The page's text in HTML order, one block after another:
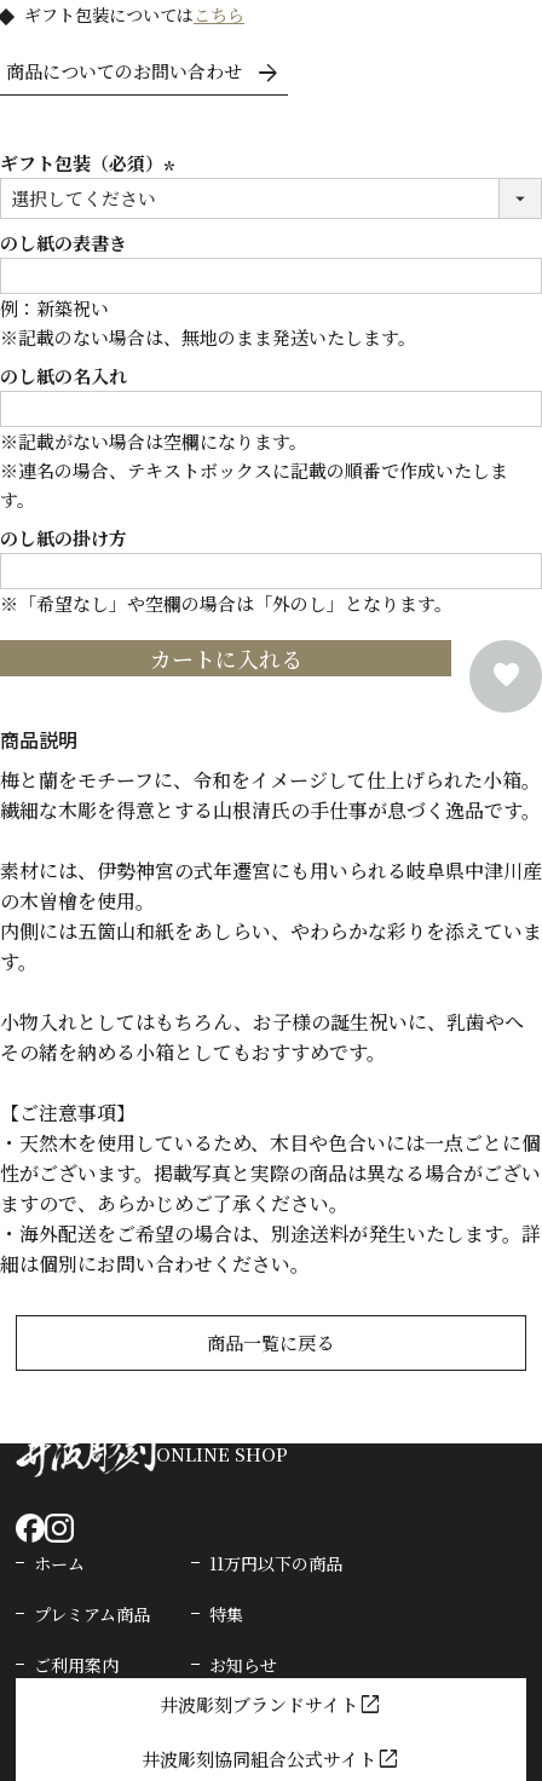
梅と蘭をモチーフに、令和をイメージして仕上げられた小箱。
繊細な木彫を得意とする山根清氏の手仕事が息づく逸品です。
素材には、伊勢神宮の式年遷宮にも用いられる岐阜県中津川産
の木曽檜を使用。
内側には五箇山和紙をあしらい、やわらかな彩りを添えていま
す。
小物入れとしてはもちろん、お子様の誕生祝いに、乳歯やへ
その緒を納める小箱としてもおすすめです。
【ご注意事項】
・天然木を使用しているため、木目や色合いには一点ごとに個
性がございます。掲載写真と実際の商品は異なる場合がござい
ますので、あらかじめご了承ください。
・海外配送をご希望の場合は、別途送料が発生いたします。詳
細は個別にお問い合わせください。
ギフト包装については こちら
商品についてのお問い合わせ
ギフト包装（必須）
のし紙の表書き
例：新築祝い
※記載のない場合は、無地のまま発送いたします。
のし紙の名入れ
※記載がない場合は空欄になります。
※連名の場合、テキストボックスに記載の順番で作成いたしま
す。
のし紙の掛け方
※「希望なし」や空欄の場合は「外のし」となります。
カートに入れる
商品一覧に戻る
ONLINE SHOP
ホーム 11万円以下の商品
プレミアム商品 特集
ご利用案内 お知らせ
井波彫刻ブランドサイト open_in_new
井波彫刻協同組合公式サイト open_in_new